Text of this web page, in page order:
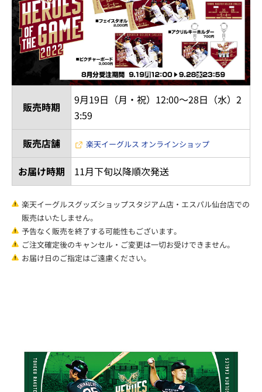
販売時期
9月19日（月・祝）12:00～28日（水）2
3:59
販売店舗
楽天イーグルス オンラインショップ
お届け時期 11月下旬以降順次発送
楽天イーグルスグッズショップスタジアム店・エスパル仙台店での
販売はいたしません。
予告なく販売を終了する可能性もございます。
ご注文確定後のキャンセル・ご変更は一切お受けできません。
お届け日のご指定はご遠慮ください。